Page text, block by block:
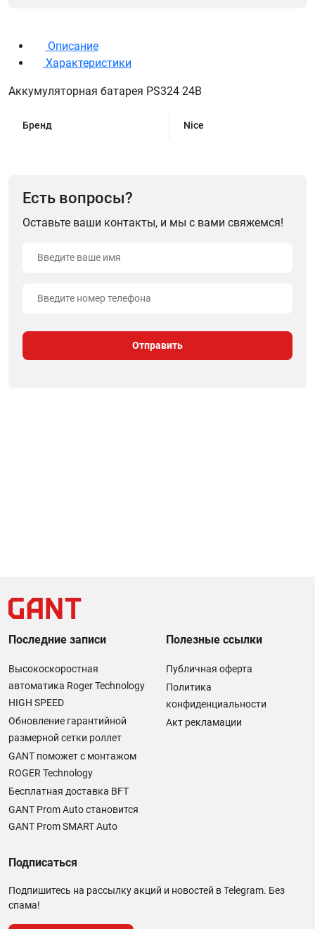
Описание
Характеристики
Аккумуляторная батарея PS324 24В
Бренд Nice
Есть вопросы?
Оставьте ваши контакты, и мы с вами свяжемся!
Последние записи
Высокоскоростная
автоматика Roger Technology
HIGH SPEED
Обновление гарантийной
размерной сетки роллет
GANT поможет с монтажом
ROGER Technology
Бесплатная доставка BFT
GANT Prom Auto становится
GANT Prom SMART Auto
Полезные ссылки
Публичная оферта
Политика
конфиденциальности
Акт рекламации
Подписаться
Подпишитесь на рассылку акций и новостей в Telegram. Без
спама!